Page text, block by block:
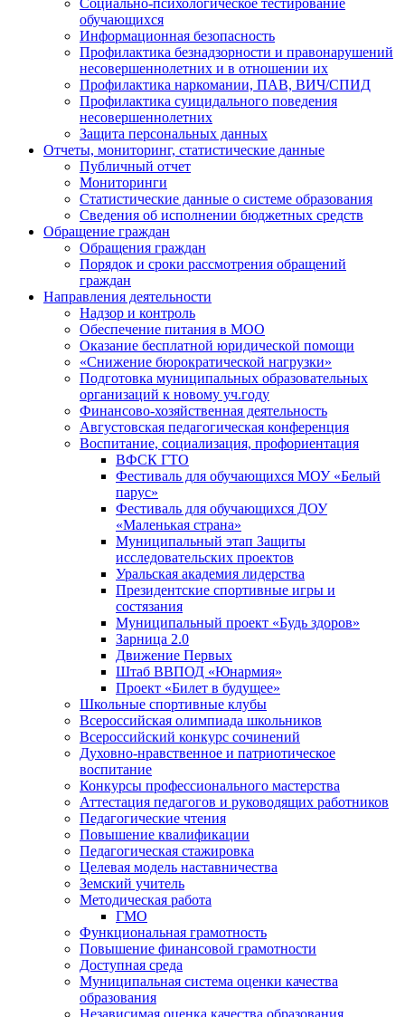
Социально-психологическое тестирование
обучающихся
Информационная безопасность
Профилактика безнадзорности и правонарушений
несовершеннолетних и в отношении их
Профилактика наркомании, ПАВ, ВИЧ/СПИД
Профилактика суицидального поведения
несовершеннолетних
Защита персональных данных
Отчеты, мониторинг, статистические данные
Публичный отчет
Мониторинги
Статистические данные о системе образования
Сведения об исполнении бюджетных средств
Обращение граждан
Обращения граждан
Порядок и сроки рассмотрения обращений
граждан
Направления деятельности
Надзор и контроль
Обеспечение питания в МОО
Оказание бесплатной юридической помощи
«Снижение бюрократической нагрузки»
Подготовка муниципальных образовательных
организаций к новому уч.году
Финансово-хозяйственная деятельность
Августовская педагогическая конференция
Воспитание, социализация, профориентация
ВФСК ГТО
Фестиваль для обучающихся МОУ «Белый
парус»
Фестиваль для обучающихся ДОУ
«Маленькая страна»
Муниципальный этап Защиты
исследовательских проектов
Уральская академия лидерства
Президентские спортивные игры и
состязания
Муниципальный проект «Будь здоров»
Зарница 2.0
Движение Первых
Штаб ВВПОД «Юнармия»
Проект «Билет в будущее»
Школьные спортивные клубы
Всероссийская олимпиада школьников
Всероссийский конкурс сочинений
Духовно-нравственное и патриотическое
воспитание
Конкурсы профессионального мастерства
Аттестация педагогов и руководящих работников
Педагогические чтения
Повышение квалификации
Педагогическая стажировка
Целевая модель наставничества
Земский учитель
Методическая работа
ГМО
Функциональная грамотность
Повышение финансовой грамотности
Доступная среда
Муниципальная система оценки качества
образования